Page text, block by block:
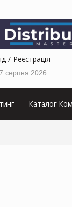
Реєстрація
серпня 2026
Каталог